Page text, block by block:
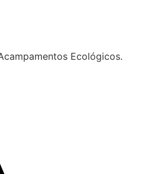
Ecológicos.